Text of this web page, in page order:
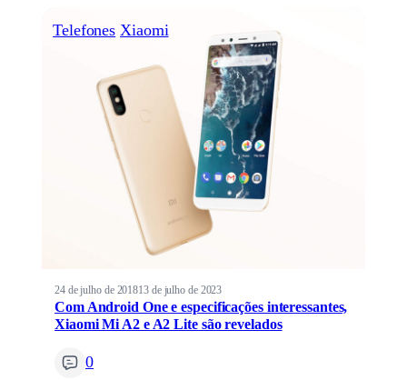
Telefones Xiaomi
24 de julho de 201813 de julho de 2023
Com Android One e especificações interessantes,
Xiaomi Mi A2 e A2 Lite são revelados
0